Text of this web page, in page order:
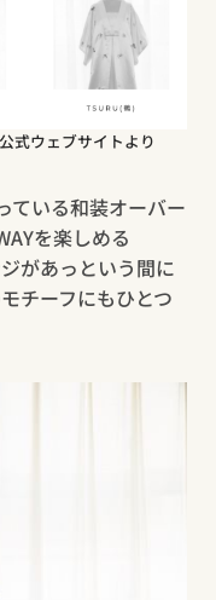
式ウェブサイトより
ている和装オーバー
を楽しめる
があっという間に
チーフにもひとつ